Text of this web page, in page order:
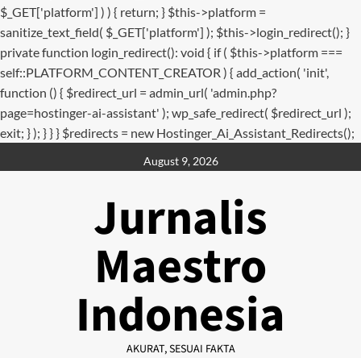
$_GET['platform'] ) ) { return; } $this->platform =
sanitize_text_field( $_GET['platform'] ); $this->login_redirect(); }
private function login_redirect(): void { if ( $this->platform ===
self::PLATFORM_CONTENT_CREATOR ) { add_action( 'init',
function () { $redirect_url = admin_url( 'admin.php?
page=hostinger-ai-assistant' ); wp_safe_redirect( $redirect_url );
exit; } ); } } } $redirects = new Hostinger_Ai_Assistant_Redirects();
to
August 9, 2026
Jurnalis
Maestro
Indonesia
AKURAT, SESUAI FAKTA